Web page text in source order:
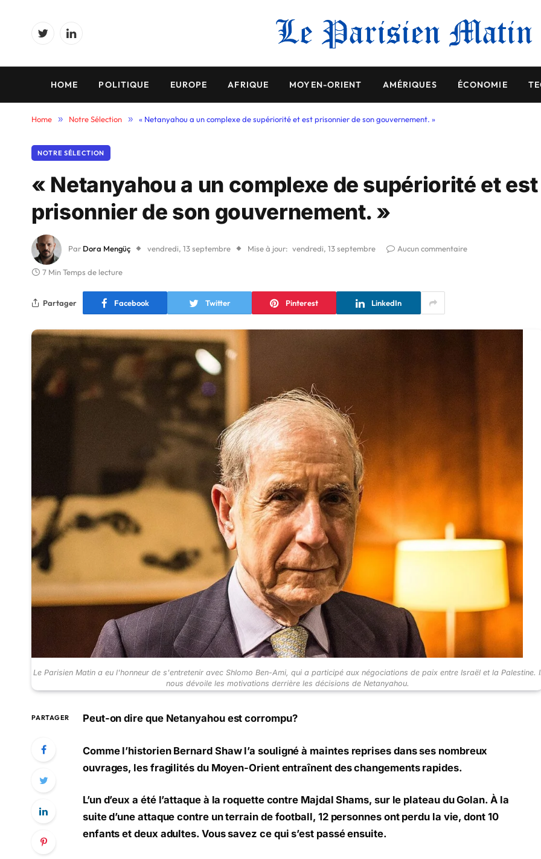
TwitterLinkedIn
HOME POLITIQUE EUROPE AFRIQUE MOYEN-ORIENT AMÉRIQUES ÉCONOMIE
Home » Notre Sélection » « Netanyahou a un complexe de supériorité et est prisonnier de son gouvernement. »
NOTRE SÉLECTION
« Netanyahou a un complexe de supériorité et est
prisonnier de son gouvernement. »
Par Dora Mengüç vendredi, 13 septembre Mise à jour: vendredi, 13 septembre Aucun commentaire
7 Min Temps de lecture
Partager Facebook Twitter Pinterest LinkedIn
Le Parisien Matin a eu l'honneur de s'entretenir avec Shlomo Ben-Ami, qui a participé aux négociations de paix entre Israël et la Palestine.
nous dévoile les motivations derrière les décisions de Netanyahou.
PARTAGER Peut-on dire que Netanyahou est corrompu?
Comme l’historien Bernard Shaw l’a souligné à maintes reprises dans ses nombreux
ouvrages, les fragilités du Moyen-Orient entraînent des changements rapides.
L’un d’eux a été l’attaque à la roquette contre Majdal Shams, sur le plateau du Golan. À la
suite d’une attaque contre un terrain de football, 12 personnes ont perdu la vie, dont 10
enfants et deux adultes. Vous savez ce qui s’est passé ensuite.